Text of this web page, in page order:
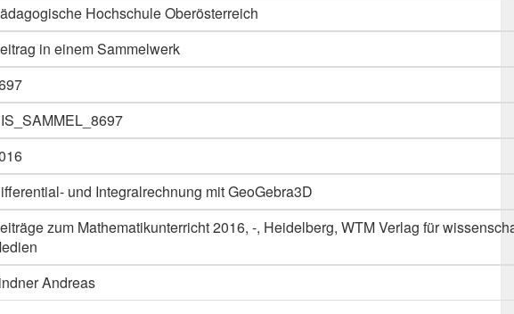
Hochschule Oberösterreich
in einem Sammelwerk
und Integralrechnung mit GeoGebra3D
zum Mathematikunterricht 2016, -, Heidelberg, WTM Verlag für
Andreas